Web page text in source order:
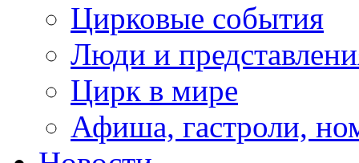
Цирковые события
Люди и
Цирк в мире
Афиша, гастроли,